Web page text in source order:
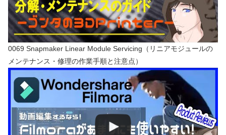
0069 Snapmaker Linear Module Servicing（リニアモジュールの
メンテナンス・修理の作業手順と注意点）